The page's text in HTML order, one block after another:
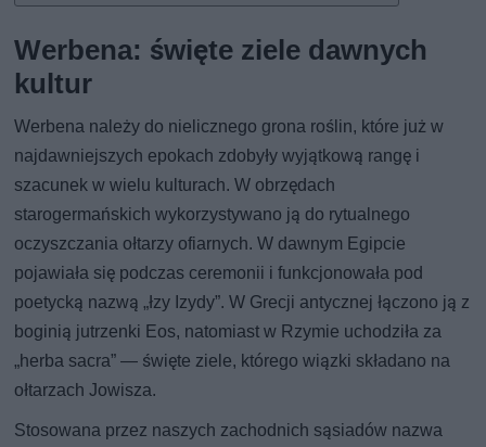
Werbena: święte ziele dawnych
kultur
Werbena należy do nielicznego grona roślin, które już w
najdawniejszych epokach zdobyły wyjątkową rangę i
szacunek w wielu kulturach. W obrzędach
starogermańskich wykorzystywano ją do rytualnego
oczyszczania ołtarzy ofiarnych. W dawnym Egipcie
pojawiała się podczas ceremonii i funkcjonowała pod
poetycką nazwą „łzy Izydy”. W Grecji antycznej łączono ją z
boginią jutrzenki Eos, natomiast w Rzymie uchodziła za
„herba sacra” — święte ziele, którego wiązki składano na
ołtarzach Jowisza.
Stosowana przez naszych zachodnich sąsiadów nazwa